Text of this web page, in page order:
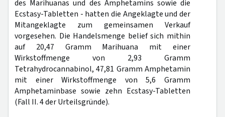
des Marihuanas und des Amphetamins sowie die
Ecstasy-Tabletten - hatten die Angeklagte und der
Mitangeklagte zum gemeinsamen Verkauf
vorgesehen. Die Handelsmenge belief sich mithin
auf 20,47 Gramm Marihuana mit einer
Wirkstoffmenge von 2,93 Gramm
Tetrahydrocannabinol, 47,81 Gramm Amphetamin
mit einer Wirkstoffmenge von 5,6 Gramm
Amphetaminbase sowie zehn Ecstasy-Tabletten
(Fall II. 4 der Urteilsgründe).